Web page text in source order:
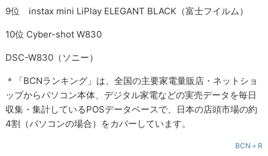
9位 instax mini LiPlay ELEGANT BLACK（富士フイルム）
10位 Cyber-shot W830
DSC-W830（ソニー）
＊「BCNランキング」は、全国の主要家電量販店・ネットショ
ップからパソコン本体、デジタル家電などの実売データを毎日
収集・集計しているPOSデータベースで、日本の店頭市場の約
4割（パソコンの場合）をカバーしています。
BCN＋R